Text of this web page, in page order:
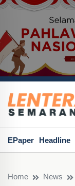
EPaper Headline
Home News